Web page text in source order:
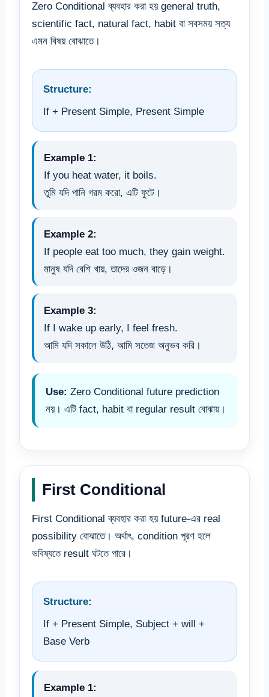
Zero Conditional ব্যবহার করা হয় general truth,
scientific fact, natural fact, habit বা সবসময় সত্য
এমন বিষয় বোঝাতে।
Structure:
If + Present Simple, Present Simple
Example 1:
If you heat water, it boils.
তুমি যদি পানি গরম করো, এটি ফুটে।
Example 2:
If people eat too much, they gain weight.
মানুষ যদি বেশি খায়, তাদের ওজন বাড়ে।
Example 3:
If I wake up early, I feel fresh.
আমি যদি সকালে উঠি, আমি সতেজ অনুভব করি।
Use: Zero Conditional future prediction
নয়। এটি fact, habit বা regular result বোঝায়।
First Conditional
First Conditional ব্যবহার করা হয় future-এর real
possibility বোঝাতে। অর্থাৎ, condition পূরণ হলে
ভবিষ্যতে result ঘটতে পারে।
Structure:
If + Present Simple, Subject + will +
Base Verb
Example 1: